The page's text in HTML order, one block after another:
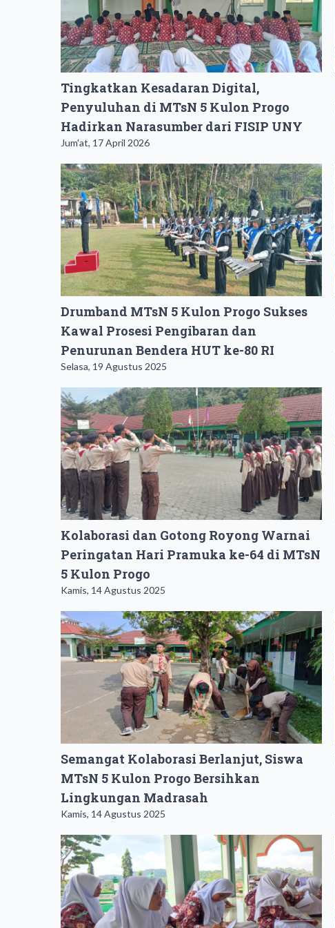
Tingkatkan Kesadaran Digital,
Penyuluhan di MTsN 5 Kulon Progo
Hadirkan Narasumber dari FISIP UNY
Jum'at, 17 April 2026
Drumband MTsN 5 Kulon Progo Sukses
Kawal Prosesi Pengibaran dan
Penurunan Bendera HUT ke-80 RI
Selasa, 19 Agustus 2025
Kolaborasi dan Gotong Royong Warnai
Peringatan Hari Pramuka ke-64 di MTsN
5 Kulon Progo
Kamis, 14 Agustus 2025
Semangat Kolaborasi Berlanjut, Siswa
MTsN 5 Kulon Progo Bersihkan
Lingkungan Madrasah
Kamis, 14 Agustus 2025